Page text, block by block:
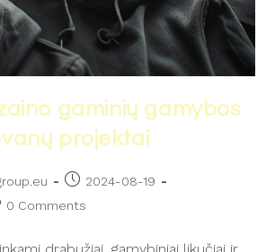
gaminių gamybos
projektai
2024-08-19
0 Comments